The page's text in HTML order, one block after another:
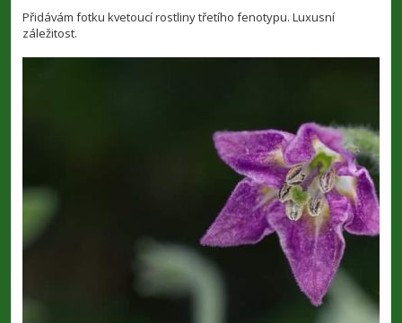
í
s
p
Přidávám fotku kvetoucí rostliny třetího fenotypu. Luxusní
záležitost.